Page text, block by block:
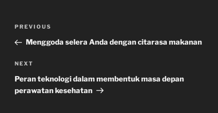
Previous
Post
PREVIOUS
Menggoda selera Anda dengan citarasa makanan
Next
Post
NEXT
Peran teknologi dalam membentuk masa depan
perawatan kesehatan